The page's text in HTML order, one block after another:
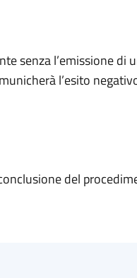
senza l’emissione di
l’esito
del